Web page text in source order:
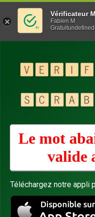
Le mot
valide
Téléchargez notre appli
Vérificateur
Fabien M
Gratuitundefined